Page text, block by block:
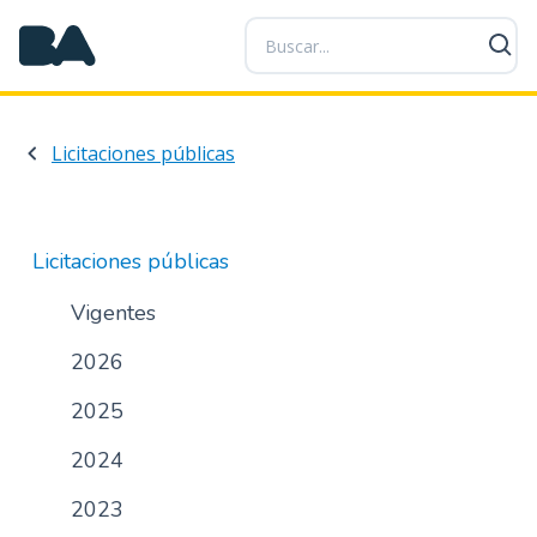
P
a
s
a
Licitaciones públicas
Licitaciones públicas
Vigentes
2026
2025
2024
2023